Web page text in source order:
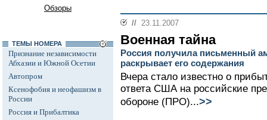
Обзоры
ТЕМЫ НОМЕРА
Признание независимости
Абхазии и Южной Осетии
Автопром
Ксенофобия и неофашизм в
России
Россия и Прибалтика
// 23.11.2007
Военная тайна
Россия получила письменный
раскрывает его содержания
Вчера стало известно о
ответа США на российские
обороне (ПРО)...>>